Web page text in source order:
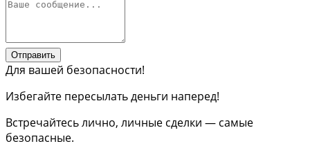
Отправить
Для вашей безопасности!
Избегайте пересылать деньги наперед!
Встречайтесь лично, личные сделки — самые
безопасные.